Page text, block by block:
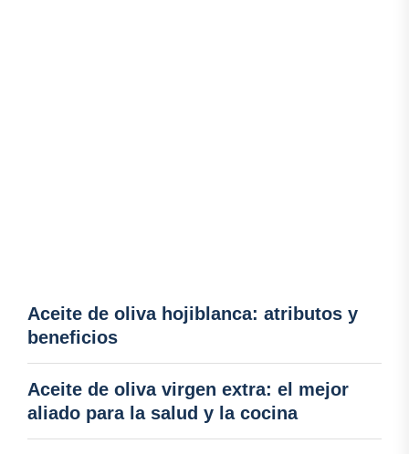
Aceite de oliva hojiblanca: atributos y
beneficios
Aceite de oliva virgen extra: el mejor
aliado para la salud y la cocina